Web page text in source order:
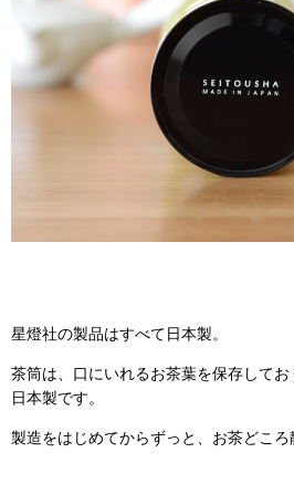
星燈社の製品はすべて日本製。
茶筒は、口にいれるお茶葉を保存して
日本製です。
製造をはじめてからずっと、お茶どころ